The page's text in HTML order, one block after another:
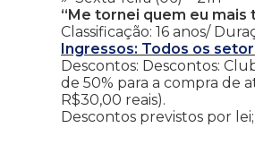
“Me tornei quem eu mais
Classificação: 16 anos/
Ingressos: Todos os
Descontos: Descontos:
de 50% para a compra de
R$30,00 reais).
Descontos previstos por lei;